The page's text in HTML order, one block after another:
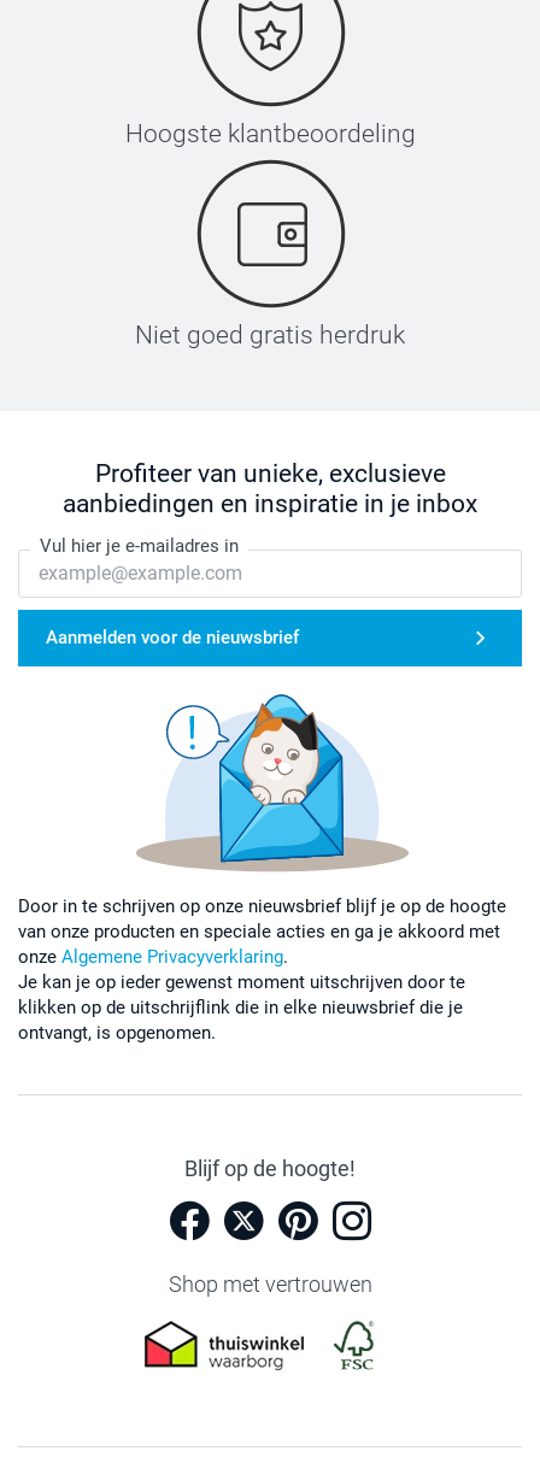
Hoogste klantbeoordeling
Niet goed gratis herdruk
Profiteer van unieke, exclusieve
aanbiedingen en inspiratie in je inbox
Vul hier je e-mailadres in
Aanmelden voor de nieuwsbrief
Door in te schrijven op onze nieuwsbrief blijf je op de hoogte
van onze producten en speciale acties en ga je akkoord met
onze Algemene Privacyverklaring.
Je kan je op ieder gewenst moment uitschrijven door te
klikken op de uitschrijflink die in elke nieuwsbrief die je
ontvangt, is opgenomen.
Blijf op de hoogte!
Shop met vertrouwen